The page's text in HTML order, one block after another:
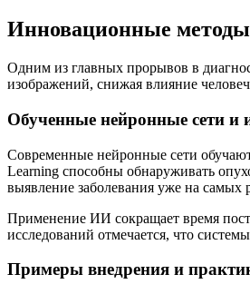
Инновационные методы
Одним из главных прорывов в
изображений, снижая влияние
Обученные нейронные сети и
Современные нейронные сети
Learning способны обнаруживать
выявление заболевания уже на самых
Применение ИИ сокращает время
исследований отмечается, что
Примеры внедрения и